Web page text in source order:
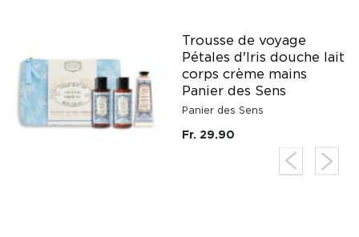
Trousse de voyage
Pétales d'Iris douche lait
corps crème mains
Panier des Sens
Panier des Sens
Fr. 29.90